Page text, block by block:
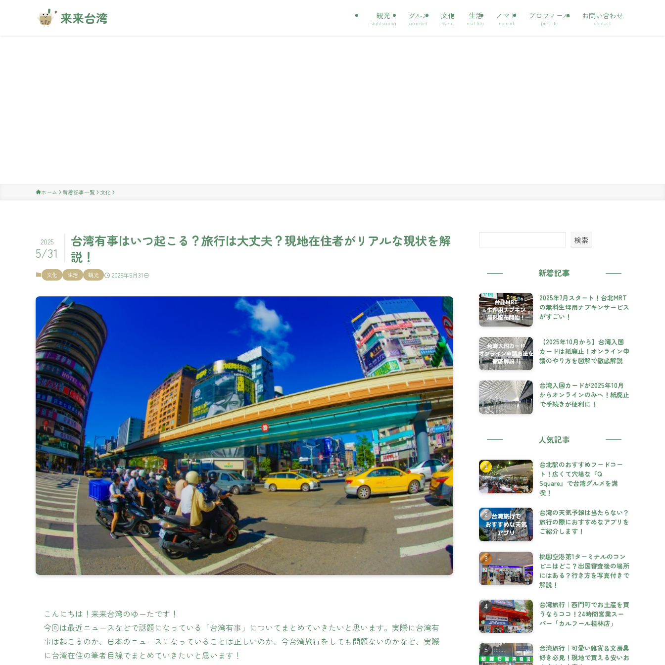
来来台湾 観光
sightseeing
グルメ
gourmet
文化
event
生活
real life
ノマド
nomad
プロフィール
proffile
お問い合わせ
contact
ホーム 新着記事一覧 文化
台湾有事はいつ起こる？旅行は大丈夫？現地在住者がリアルな現状を解
説！
2025
5/31
文化 生活 観光 2025年5月31日
こんにちは！来来台湾のゆーたです！
今回は最近ニュースなどで話題になっている「台湾有事」についてまとめていきたいと思います。実際に台湾有
事は起こるのか、日本のニュースになっていることは正しいのか、今台湾旅行をしても問題ないのかなど、実際
に台湾在住の筆者目線でまとめていきたいと思います！
検索
新着記事
2025年7月スタート！台北MRT
の無料生理用ナプキンサービス
がすごい！
【2025年10月から】台湾入国
カードは紙廃止！オンライン申
請のやり方を図解で徹底解説
台湾入国カードが2025年10月
からオンラインのみへ！紙廃止
で手続きが便利に！
人気記事
台北駅のおすすめフードコー
ト！広くて穴場な『Q
Square』で台湾グルメを満
喫！
台湾の天気予報は当たらない？
旅行の際におすすめなアプリを
ご紹介します！
桃園空港第1ターミナルのコン
ビニはどこ？出国審査後の場所
にはある？行き方を写真付きで
解説！
台湾旅行｜西門町でお土産を買
うならココ！24時間営業スー
パー「カルフール桂林店」
台湾旅行｜可愛い雑貨＆文房具
好き必見！現地で買える安いお